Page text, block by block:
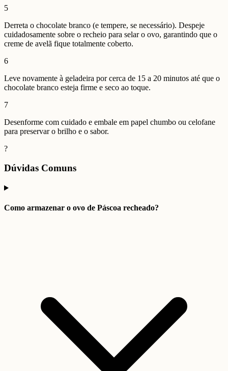
5
Derreta o chocolate branco (e tempere, se necessário). Despeje
cuidadosamente sobre o recheio para selar o ovo, garantindo que o
creme de avelã fique totalmente coberto.
6
Leve novamente à geladeira por cerca de 15 a 20 minutos até que o
chocolate branco esteja firme e seco ao toque.
7
Desenforme com cuidado e embale em papel chumbo ou celofane
para preservar o brilho e o sabor.
?
Dúvidas Comuns
Como armazenar o ovo de Páscoa recheado?